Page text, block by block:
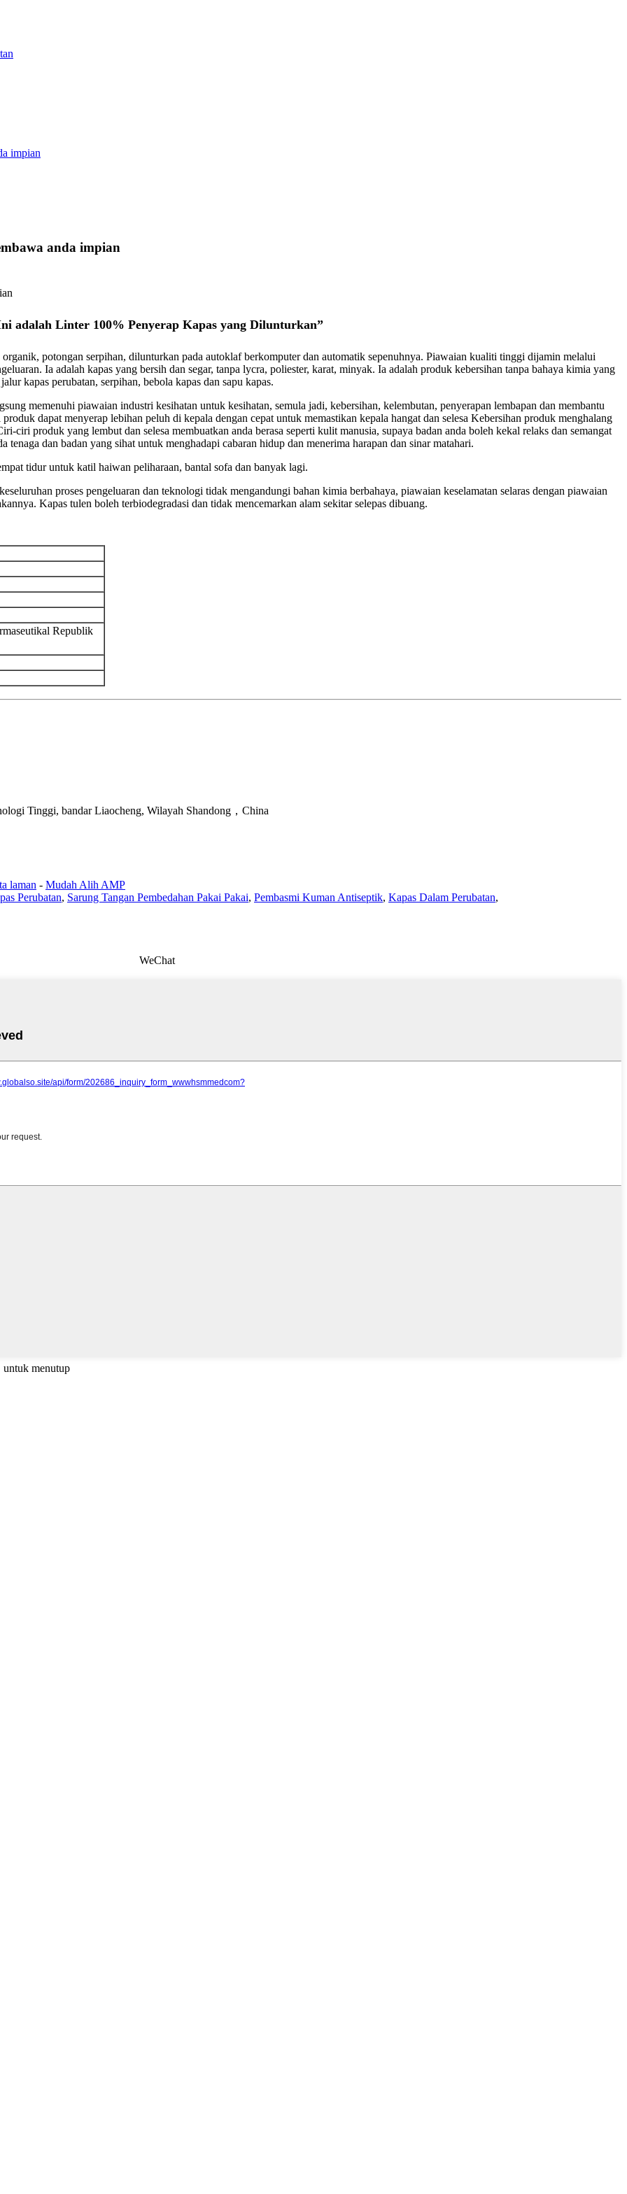
impian
anda impian
adalah Linter 100% Penyerap Kapas yang Dilunturkan”
potongan serpihan, dilunturkan pada autoklaf berkomputer dan automatik sepenuhnya. Piawaian kualiti tinggi dijamin melalui
Ia adalah kapas yang bersih dan segar, tanpa lycra, poliester, karat, minyak. Ia adalah produk kebersihan tanpa bahaya kimia yang
kapas perubatan, serpihan, bebola kapas dan sapu kapas.
memenuhi piawaian industri kesihatan untuk kesihatan, semula jadi, kebersihan, kelembutan, penyerapan lembapan dan membantu
dapat menyerap lebihan peluh di kepala dengan cepat untuk memastikan kepala hangat dan selesa Kebersihan produk menghalang
ciri produk yang lembut dan selesa membuatkan anda berasa seperti kulit manusia, supaya badan anda boleh kekal relaks dan semangat
dan badan yang sihat untuk menghadapi cabaran hidup dan menerima harapan dan sinar matahari.
tidur untuk katil haiwan peliharaan, bantal sofa dan banyak lagi.
proses pengeluaran dan teknologi tidak mengandungi bahan kimia berbahaya, piawaian keselamatan selaras dengan piawaian
Kapas tulen boleh terbiodegradasi dan tidak mencemarkan alam sekitar selepas dibuang.
Republik
Tinggi, bandar Liaocheng, Wilayah Shandong，China
laman - Mudah Alih AMP
Perubatan, Sarung Tangan Pembedahan Pakai Pakai, Pembasmi Kuman Antiseptik, Kapas Dalam Perubatan,
WeChat
untuk menutup